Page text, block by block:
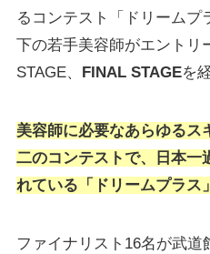
るコンテスト「ドリームプ
下の若手美容師がエントリ
STAGE、 FINAL STAGEを
美容師に必要なあらゆるス
二のコンテストで、日本一
れている「ドリームプラス
ファイナリスト16名が武